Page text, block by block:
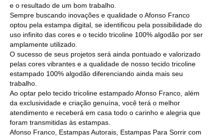
e o resultado de um bom trabalho.
Sempre buscando inovações e qualidade o Afonso Franco
optou pela estampa digital, se identificou pela possibilidade do
uso infinito das cores e o tecido tricoline 100% algodão por ser
amplamente utilizado.
O sucesso de seus projetos será ainda pontuado e valorizado
pelas cores vibrantes e a qualidade de nosso tecido tricoline
estampado 100% algodão diferenciando ainda mais seu
trabalho.
Ao optar pelo tecido tricoline estampado Afonso Franco, além
da exclusividade e criação genuína, você terá o melhor
atendimento e receberá em casa todo o carinho e alegria que
foram transmitidas às estampas.
Afonso Franco, Estampas Autorais, Estampas Para Sorrir com